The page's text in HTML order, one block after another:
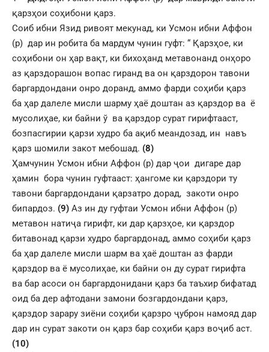
қарзҳои соҳибони қарз.
Соиб ибни Язид ривоят мекунад, ки Усмон ибни Аффон
(р) дар ин робита ба мардум чунин гуфт: “ Қарзҳое, ки
соҳибони он ҳар вақт, ки бихоҳанд метавонанд онҳоро
аз қарздорашон вопас гиранд ва он қарздорон тавони
баргардондани онро доранд, аммо фарди соҳиби қарз
ба ҳар далеле мисли шарму ҳаё доштан аз қарздор ва ё
мусолиҳае, ки байни ў ва қарздор сурат гирифтааст,
бозпасгирии қарзи худро ба ақиб меандозад, ин навъ
қарз шомили закот мебошад. (8)
Ҳамчунин Усмон ибни Аффон (р) дар ҷои дигаре дар
ҳамин бора чунин гуфтааст: ҳангоме ки қарздори ту
тавони баргардондани қарзатро дорад, закоти онро
бипардоз. (9) Аз ин ду гуфтаи Усмон ибни Аффон (р)
метавон натиҷа гирифт, ки дар қарзҳое, ки қарздор
битавонад қарзи худро баргардонад, аммо соҳиби қарз
ба ҳар далеле мисли шарм ва ҳаё доштан аз фарди
қарздор ва ё мусолиҳае, ки байни он ду сурат гирифта
ва бар асоси он баргардонидани қарз ба таъхир бифатад
оид ба дер афтодани замони бозгардондани қарз,
қарздор зарару зиёни соҳиби қарзро ҷуброн намояд дар
дар ин сурат закоти он қарз бар соҳиби қарз воҷиб аст.
(10)